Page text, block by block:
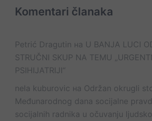
Komentari članaka
Petrić Dragutin на U BANJA LUCI
STRUČNI SKUP NA TEMU
PSIHIJATRIJI“
nela kuburovic на Održan okrugli
Međunarodnog dana socijalne
socijalnih radnika u očuvanju